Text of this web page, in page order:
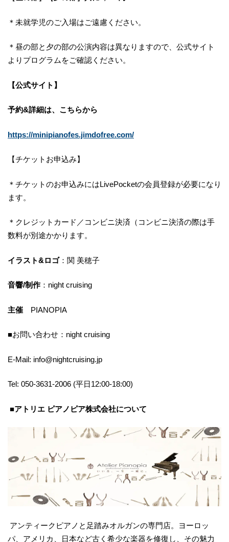
＊未就学児のご入場はご遠慮ください。
＊昼の部と夕の部の公演内容は異なりますので、公式サイト
よりプログラムをご確認ください。
【公式サイト】
予約&詳細は、こちらから
https://minipianofes.jimdofree.com/
【チケットお申込み】
＊チケットのお申込みにはLivePocketの会員登録が必要になり
ます。
＊クレジットカード／コンビニ決済（コンビニ決済の際は手
数料が別途かかります。
イラスト&ロゴ：関 美穂子
音響/制作 ：night cruising
主催 PIANOPIA
■お問い合わせ：night cruising
E-Mail: info@nightcruising.jp
Tel: 050-3631-2006 (平日12:00-18:00)
■アトリエ ピアノピア株式会社について
アンティークピアノと足踏みオルガンの専門店。ヨーロッ
パ、アメリカ、日本など古く希少な楽器を修復し、その魅力